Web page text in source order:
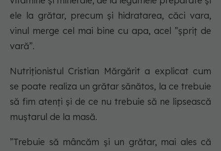
ele la grătar, precum și hidratarea, căci vara,
vinul merge cel mai bine cu apa, acel ”șpriț de
vară”.
Nutriționistul Cristian Mărgărit a explicat cum
se poate realiza un grătar sănătos, la ce trebuie
să fim atenți și de ce nu trebuie să ne lipsească
muștarul de la masă.
”Trebuie să mâncăm și un grătar, mai ales că